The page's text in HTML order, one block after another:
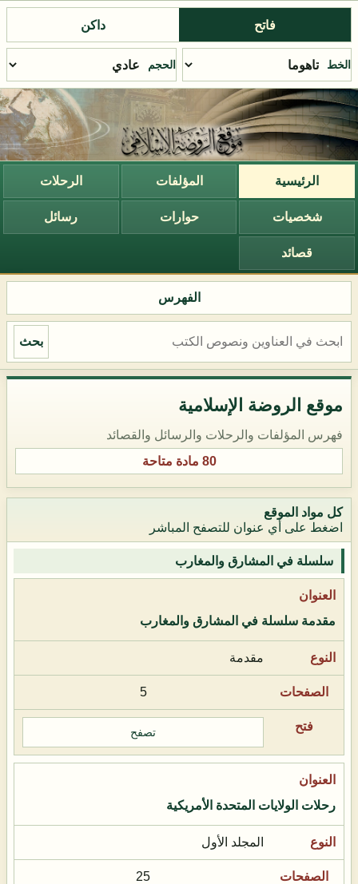
فاتح داكن
الخط الحجم
الرئيسية المؤلفات الرحلات
شخصيات حوارات رسائل
قصائد
الفهرس
بحث
موقع الروضة الإسلامية
فهرس المؤلفات والرحلات والرسائل والقصائد
80 مادة متاحة
كل مواد الموقع
اضغط على أي عنوان للتصفح المباشر
سلسلة في المشارق والمغارب
مقدمة سلسلة في المشارق والمغارب
مقدمة
5
تصفح
رحلات الولايات المتحدة الأمريكية
المجلد الأول
25